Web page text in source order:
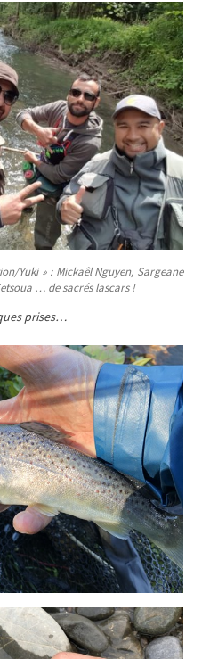
Yuki » : Mickaêl Nguyen, Sargeane
… de sacrés lascars !
prises…